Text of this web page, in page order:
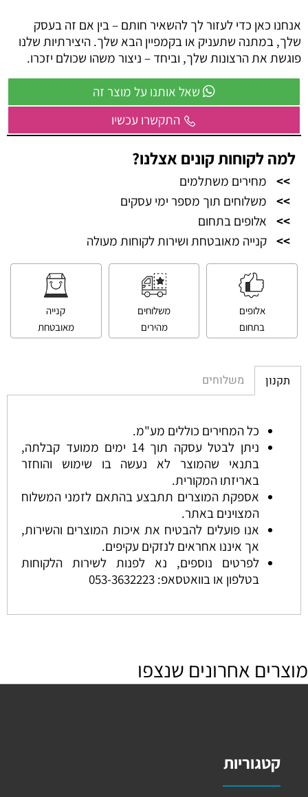
אנחנו כאן כדי לעזור לך להשאיר חותם – בין אם זה בעסק
שלך, במתנה שתעניק או בקמפיין הבא שלך. היצירתיות שלנו
פוגשת את הרצונות שלך, וביחד – ניצור משהו שכולם יזכרו.
שאל אותנו על מוצר זה
התקשרו עכשיו
למה לקוחות קונים אצלנו?
>>
מחירים משתלמים
>>
משלוחים תוך מספר ימי עסקים
>>
אלופים בתחום
>> קנייה מאובטחת ושירות לקוחות מעולה
אלופים
בתחום
משלוחים
מהירים
קנייה
מאובטחת
תקנון משלוחים
כל המחירים כוללים מע"מ.
ניתן לבטל עסקה תוך 14 ימים ממועד קבלתה,
בתנאי שהמוצר לא נעשה בו שימוש והוחזר
באריזתו המקורית.
אספקת המוצרים תתבצע בהתאם לזמני המשלוח
המצוינים באתר.
אנו פועלים להבטיח את איכות המוצרים והשירות,
אך איננו אחראים לנזקים עקיפים.
לפרטים נוספים, נא לפנות לשירות הלקוחות
בטלפון או בוואטסאפ: 053-3632223
מוצרים אחרונים שנצפו
קטגוריות